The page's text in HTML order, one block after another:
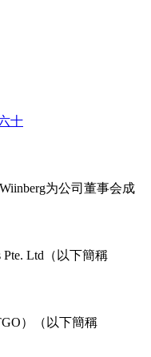
为公司董事会成
Ltd（以下簡稱
）（以下簡稱